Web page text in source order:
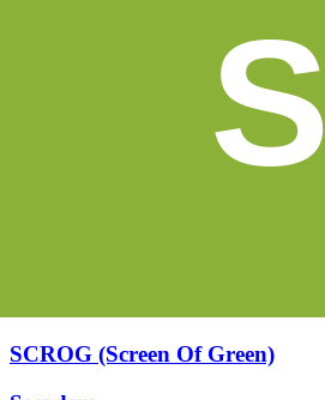
S
SCROG (Screen Of Green)